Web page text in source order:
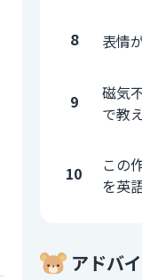
8 表情
9
磁気
で教
10
この
を英
アドバ